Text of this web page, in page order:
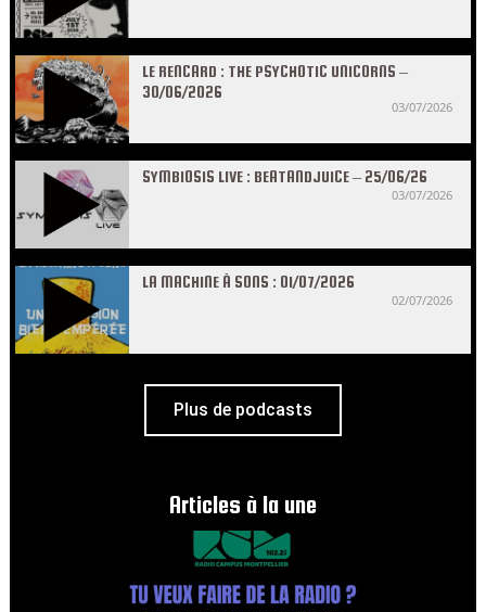
LE RENCARD : THE PSYCHOTIC UNICORNS –
30/06/2026
03/07/2026
SYMBIOSIS LIVE : BEATANDJUICE – 25/06/26
03/07/2026
LA MACHINE À SONS : 01/07/2026
02/07/2026
Plus de podcasts
Articles à la une